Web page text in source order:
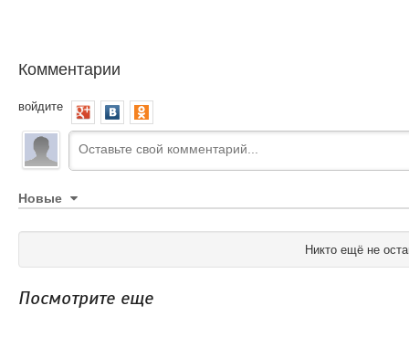
Комментарии
войдите
Новые
Никто ещё не
Посмотрите еще